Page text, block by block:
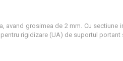
avand grosimea de 2 mm. Cu
rigidizare (UA) de suportul portant